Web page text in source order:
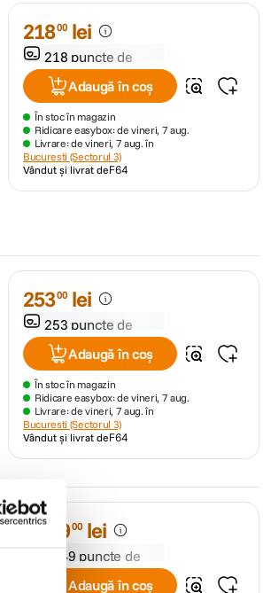
21800 lei
218 puncte de
fidelitate
Adaugă în coș
În stoc în magazin
Ridicare easybox: de vineri, 7 aug.
Livrare: de vineri, 7 aug. în
Bucuresti (Sectorul 3)
Vândut și livrat deF64
25300 lei
253 puncte de
fidelitate
Adaugă în coș
În stoc în magazin
Ridicare easybox: de vineri, 7 aug.
Livrare: de vineri, 7 aug. în
Bucuresti (Sectorul 3)
Vândut și livrat deF64
4.64900 lei
4649 puncte de
fidelitate
Adaugă în coș